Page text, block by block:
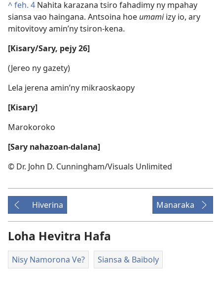
^feh. 4 Nahita karazana tsiro fahadimy ny mpahay
siansa vao haingana. Antsoina hoe umamiizy io, ary
mitovitovy amin’ny tsiron-kena.
[Kisary/Sary, pejy 26]
(Jereo ny gazety)
Lela jerena amin’ny mikraoskaopy
[Kisary]
Marokoroko
[Sary nahazoan-dalana]
© Dr. John D. Cunningham/Visuals Unlimited
Hiverina Manaraka
Loha Hevitra Hafa
Nisy Namorona Ve? Siansa & Baiboly